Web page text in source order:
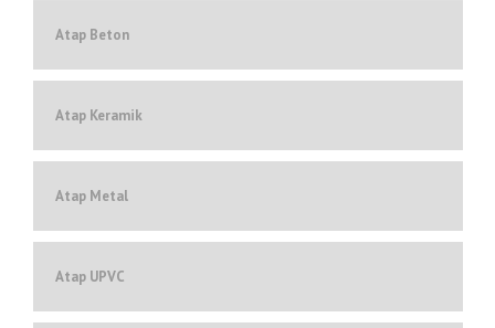
Atap Beton
Atap Keramik
Atap Metal
Atap UPVC